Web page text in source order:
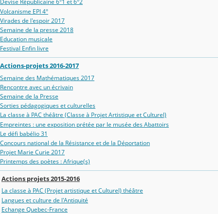
Devise Républicaine 6°1 et 6°2
Volcanisme EPI 4°
Virades de l'espoir 2017
Semaine de la presse 2018
Education musicale
Festival Enfin livre
Actions-projets 2016-2017
Semaine des Mathématiques 2017
Rencontre avec un écrivain
Semaine de la Presse
Sorties pédagogiques et culturelles
La classe à PAC théâtre (Classe à Projet Artistique et Culturel)
Empreintes : une exposition prétée par le musée des Abattoirs
Le défi babélio 31
Concours national de la Résistance et de la Déportation
Projet Marie Curie 2017
Printemps des poètes : Afrique(s)
Actions projets 2015-2016
La classe à PAC (Projet artistique et Culturel) théâtre
Langues et culture de l'Antiquité
Echange Quebec-France